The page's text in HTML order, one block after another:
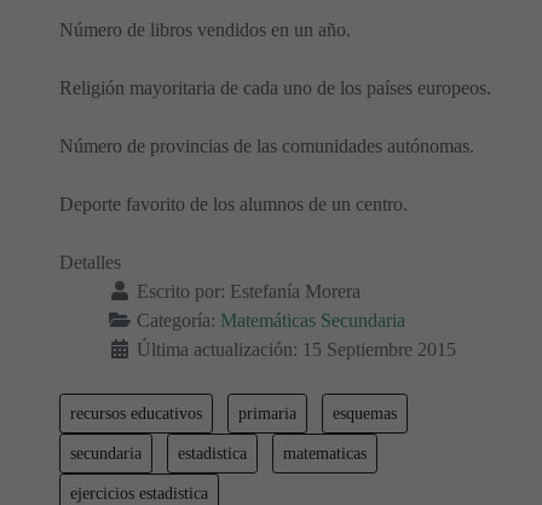
Número de libros vendidos en un año.
Religión mayoritaria de cada uno de los países europeos.
Número de provincias de las comunidades autónomas.
Deporte favorito de los alumnos de un centro.
Detalles
Escrito por: Estefanía Morera
Categoría: Matemáticas Secundaria
Última actualización: 15 Septiembre 2015
recursos educativos primaria esquemas
secundaria estadistica matematicas
ejercicios estadistica